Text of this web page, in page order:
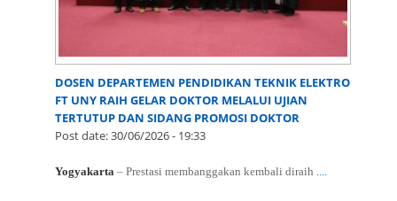
DOSEN DEPARTEMEN PENDIDIKAN TEKNIK ELEKTRO
FT UNY RAIH GELAR DOKTOR MELALUI UJIAN
TERTUTUP DAN SIDANG PROMOSI DOKTOR
Post date:30/06/2026 - 19:33
Yogyakarta – Prestasi membanggakan kembali diraih